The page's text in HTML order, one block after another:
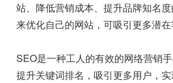
站、降低营销成本、提升品牌知名
来优化自己的网站，可吸引更多潜在
SEO是一种工人的有效的网络营销
提升关键词排名，吸引更多用户，